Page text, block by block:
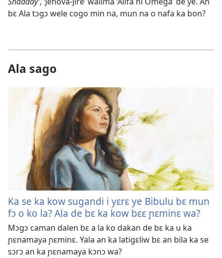
bɛ Ala tɔgɔ wele cogo min na, mun na o nafa ka bon?
Ala sago
Ka se ka kow sugandi i yɛrɛ ye Bibulu bɛ mun
fɔ o ko la? Ala de bɛ ka kow bɛɛ ɲɛminɛ wa?
Mɔgɔ caman dalen bɛ a la ko dakan de bɛ ka u ka
ɲɛnamaya ɲɛminɛ. Yala an ka latigɛliw bɛ an bila ka se
sɔrɔ an ka ɲɛnamaya kɔnɔ wa?